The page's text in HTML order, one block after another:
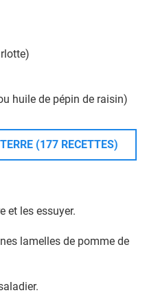
huile de pépin de raisin)
(177 RECETTES)
et les essuyer.
lamelles de pomme de